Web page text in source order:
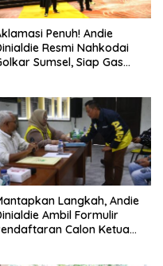
Penuh! Andie
Resmi Nahkodai
Sumsel, Siap Gas
Langkah, Andie
Ambil Formulir
Calon Ketua